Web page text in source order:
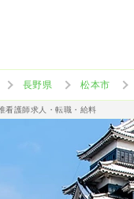
長野県 松本市
看護師求人・転職・給料